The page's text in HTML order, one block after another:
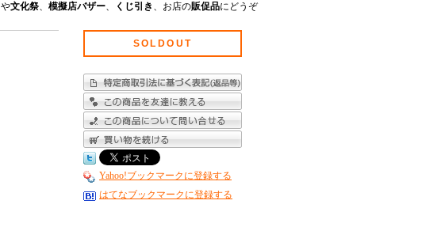
や文化祭、 模擬店バザー、 くじ引き 、お店の販促品にどうぞ
SOLDOUT
Yahoo!ブックマークに登録する
はてなブックマークに登録する